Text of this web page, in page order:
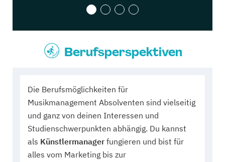
Berufsperspektiven
Die Berufsmöglichkeiten für
Musikmanagement Absolventen sind vielseitig
und ganz von deinen Interessen und
Studienschwerpunkten abhängig. Du kannst
als Künstlermanager fungieren und bist für
alles vom Marketing bis zur